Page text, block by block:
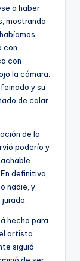
a haber
mostrando
con
con
la cámara.
y su
de calar
de la
poderío y
definitiva,
nadie, y
hecho para
artista
siguió